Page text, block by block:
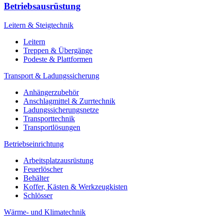
Betriebsausrüstung
Leitern & Steigtechnik
Leitern
Treppen & Übergänge
Podeste & Plattformen
Transport & Ladungssicherung
Anhängerzubehör
Anschlagmittel & Zurrtechnik
Ladungssicherungsnetze
Transporttechnik
Transportlösungen
Betriebseinrichtung
Arbeitsplatzausrüstung
Feuerlöscher
Behälter
Koffer, Kästen & Werkzeugkisten
Schlösser
Wärme- und Klimatechnik